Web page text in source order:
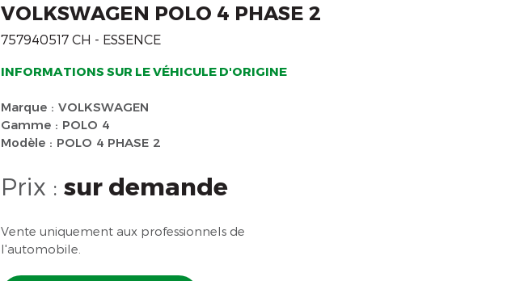
VOLKSWAGEN POLO 4 PHASE 2
757940517 CH - ESSENCE
INFORMATIONS SUR LE VÉHICULE D'ORIGINE
Marque : VOLKSWAGEN
Gamme : POLO 4
Modèle : POLO 4 PHASE 2
Prix : sur demande
Vente uniquement aux professionnels de
l'automobile.